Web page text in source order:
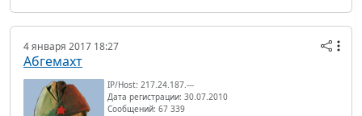
4 января 2017 18:27
Абгемахт
IP/Host: 217.24.187.---
Дата регистрации: 30.07.2010
Сообщений: 67 339